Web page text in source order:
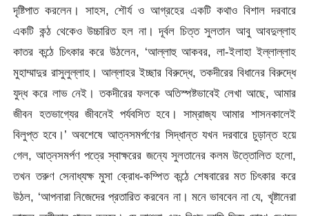
দৃষ্টিপাত করলেন। সাহস, শৌর্য ও আগ্রহের একটি কথাও বিশাল দরবারে
একটি কন্ঠ থেকেও উচ্চারিত হল না। দূর্বল চিত্ত সুলতান আবু আবদুল্লাহ
কাতর কন্ঠে চিৎকার করে উঠলেন, ‘আল্লাহু আকবর, লা-ইলাহা ইল্লাল্লাহ
মুহাম্মাদুর রাসুলুল্লাহ। আল্লাহর ইচ্ছার বিরুদ্ধে, তকদীরের বিধানের বিরুদ্ধে
যুদ্ধ করে লাভ নেই। তকদীরের ফলকে অতিস্পষ্টভাবেই লেখা আছে, আমার
জীবন হতভাগ্যের জীবনেই পর্যবসিত হবে। সাম্রাজ্য আমার শাসনকালেই
বিলুপ্ত হবে।’ অবশেষে আত্নসমর্পণের সিদ্ধান্ত যখন দরবারে চুড়ান্ত হয়ে
গেল, আত্নসমর্পণ পত্রে স্বাক্ষরের জন্যে সুলতানের কলম উত্তোলিত হলো,
তখন তরুণ সেনাধ্যক্ষ মুসা ক্রোধ-কম্পিত কন্ঠে শেষবারের মত চিৎকার করে
উঠল, ‘আপনারা নিজেদের প্রতারিত করবেন না। মনে ভাববেন না যে, খৃষ্টানেরা